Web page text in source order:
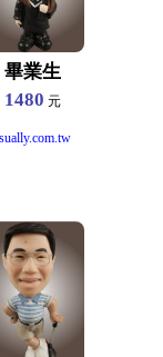
畢業生
1480 元